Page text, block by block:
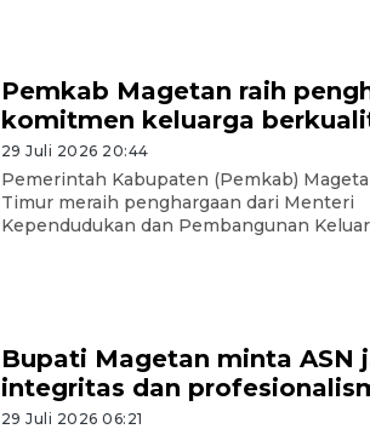
Pemkab Magetan raih
komitmen keluarga
29 Juli 2026 20:44
Pemerintah Kabupaten (Pemkab)
Timur meraih penghargaan dari Menteri
Kependudukan dan Pembangunan
Bupati Magetan minta ASN
integritas dan
29 Juli 2026 06:21
Basarnas hentikan
kedaruratan KM
Sentosa II
4 Agustus 2026 22:38